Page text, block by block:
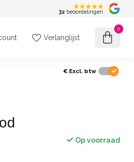
32 beoordelingen
Verlanglijst
0
€ Excl. btw
Op voorraad